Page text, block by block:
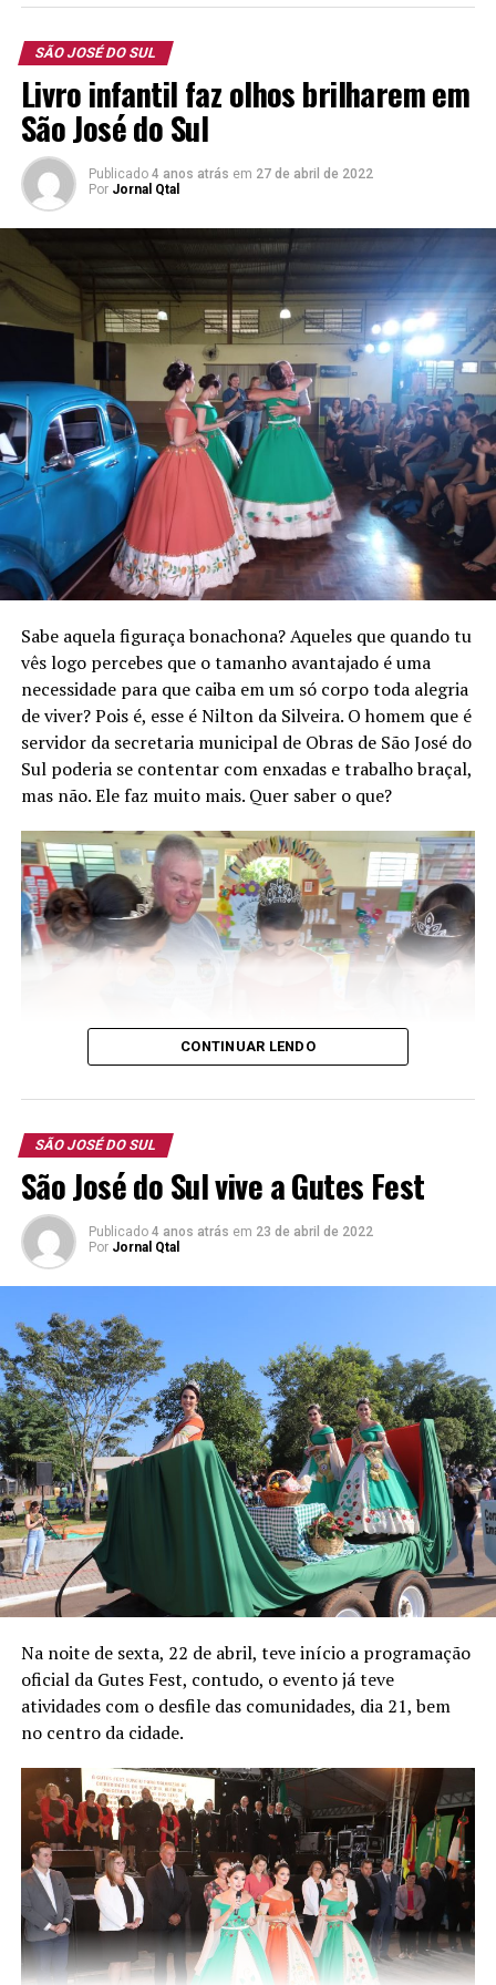
SÃO JOSÉ DO SUL
Livro infantil faz olhos brilharem em
São José do Sul
Publicado 4 anos atrás em 27 de abril de 2022
Por Jornal Qtal
Sabe aquela figuraça bonachona? Aqueles que quando tu
vês logo percebes que o tamanho avantajado é uma
necessidade para que caiba em um só corpo toda alegria
de viver? Pois é, esse é Nilton da Silveira. O homem que é
servidor da secretaria municipal de Obras de São José do
Sul poderia se contentar com enxadas e trabalho braçal,
mas não. Ele faz muito mais. Quer saber o que?
O cara é escritor, e dos bons!
Contos, histórias para crianças e crônicas fazem parte
de sua rotina. E durante a Gutes Fest, na Feira do Livro,
ele teve um momento de grande alegria. De camiseta
confeccionada especialmente para a ocasião, o
“grandão” se emocionou ao ver impresso o primeiro dos
seus livros. Autor de dez obras, pela primeira vez uma
criação sua foi para o para o papel contando com a
ajuda de muita gente.
CONTINUAR LENDO
SÃO JOSÉ DO SUL
São José do Sul vive a Gutes Fest
Publicado 4 anos atrás em 23 de abril de 2022
Por Jornal Qtal
Na noite de sexta, 22 de abril, teve início a programação
oficial da Gutes Fest, contudo, o evento já teve
atividades com o desfile das comunidades, dia 21, bem
no centro da cidade.